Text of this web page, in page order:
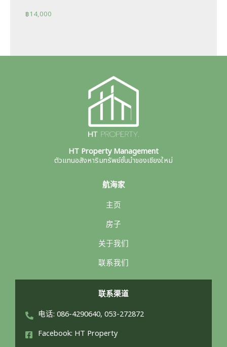
฿14,000
HT Property Management
ตัวแทนอสังหาริมทรัพย์ชั้นนำของเชียงใหม่
航海家
主页
房子
关于我们
联系我们
联系渠道
电话: 086-4290640, 053-272872
Facebook: HT Property